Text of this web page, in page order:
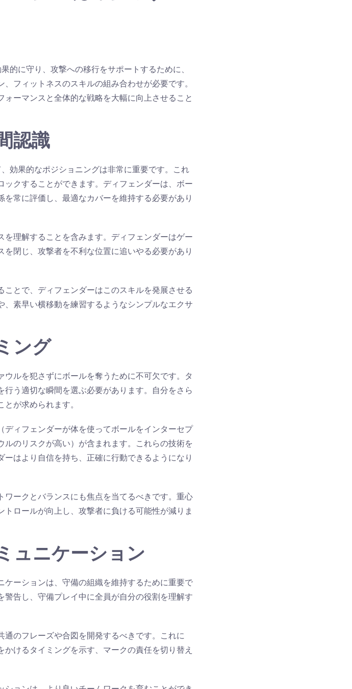
的に守り、攻撃への移行をサポートするために、
フィットネスのスキルの組み合わせが必要です。
ーマンスと全体的な戦略を大幅に向上させること
認識
効果的なポジショニングは非常に重要です。これ
クすることができます。ディフェンダーは、ボー
常に評価し、最適なカバーを維持する必要があり
理解することを含みます。ディフェンダーはゲー
閉じ、攻撃者を不利な位置に追いやる必要があり
とで、ディフェンダーはこのスキルを発展させる
素早い横移動を練習するようなシンプルなエクサ
ング
ルを犯さずにボールを奪うために不可欠です。タ
う適切な瞬間を選ぶ必要があります。自分をさら
が求められます。
ィフェンダーが体を使ってボールをインターセプ
ルのリスクが高い）が含まれます。これらの技術を
はより自信を持ち、正確に行動できるようになり
ークとバランスにも焦点を当てるべきです。重心
ロールが向上し、攻撃者に負ける可能性が減りま
ュニケーション
ーションは、守備の組織を維持するために重要で
告し、守備プレイ中に全員が自分の役割を理解す
のフレーズや合図を開発するべきです。これに
けるタイミングを示す、マークの責任を切り替え